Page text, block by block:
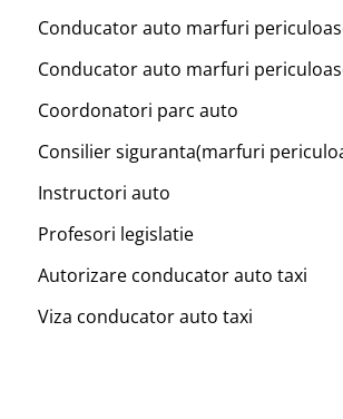
Conducator auto marfuri
Conducator auto marfuri
Coordonatori parc auto
Consilier siguranta(marfuri
Instructori auto
Profesori legislatie
Autorizare conducator auto taxi
Viza conducator auto taxi